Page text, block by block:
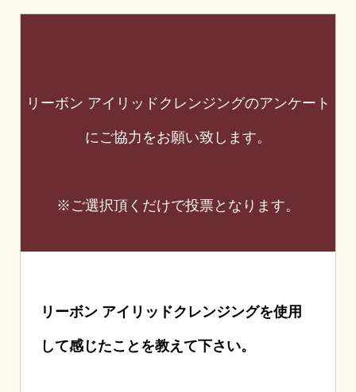
リーボン アイリッドクレンジングのアンケート
にご協力をお願い致します。
※ご選択頂くだけで投票となります。
リーボン アイリッドクレンジングを使用
して感じたことを教えて下さい。